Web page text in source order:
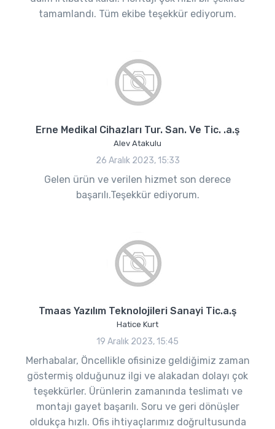
tamamlandı. Tüm ekibe teşekkür ediyorum.
Erne Medikal Cihazları Tur. San. Ve Tic. .a.ş
Alev Atakulu
26 Aralık 2023, 15:33
Gelen ürün ve verilen hizmet son derece
başarılı.Teşekkür ediyorum.
Tmaas Yazılım Teknolojileri Sanayi Tic.a.ş
Hatice Kurt
19 Aralık 2023, 15:45
Merhabalar, Öncellikle ofisinize geldiğimiz zaman
göstermiş olduğunuz ilgi ve alakadan dolayı çok
teşekkürler. Ürünlerin zamanında teslimatı ve
montajı gayet başarılı. Soru ve geri dönüşler
oldukça hızlı. Ofis ihtiyaçlarımız doğrultusunda